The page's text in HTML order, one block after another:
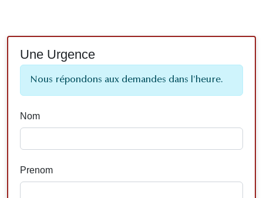
Une Urgence
Nous répondons aux demandes dans l'heure.
Nom
Prenom